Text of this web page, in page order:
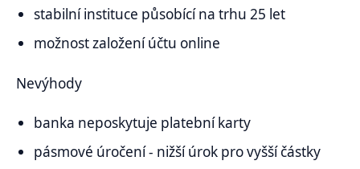
stabilní instituce působící na trhu 25 let
možnost založení účtu online
Nevýhody
banka neposkytuje platební karty
pásmové úročení - nižší úrok pro vyšší částky